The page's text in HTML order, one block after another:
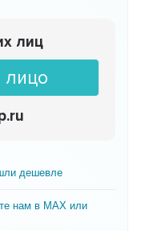
лиц
лицо
дешевле
нам в MAX или